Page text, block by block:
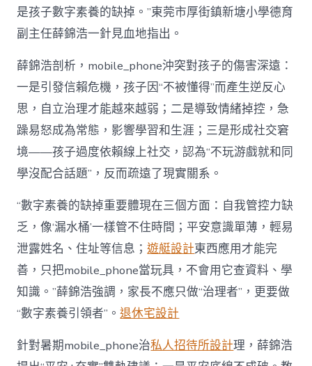
是孩子數字素養的缺掉。”東莞市厚街鎮新塘小學德育
副主任薛錦浩一針見血地指出。
薛錦浩剖析，mobile_phone沖突對孩子的傷害深遠：
一是引發信賴危機，孩子因“不被懂得”而產生逆反心
思，自立治理才能越來越弱；二是導致情緒掉控，急
躁易怒成為常態，影響學習和生涯；三是形成社交窘
境——孩子過度依賴線上社交，認為“不玩游戲就和同
學沒配合話題”，反而疏遠了現實關系。
“數字素養的缺掉重要體現在三個方面：自我管控力缺
乏，像‘漏水桶’一樣管不住時間；平安意識單薄，輕易
泄露姓名、住址等信息；遊艇設計東西應用才能完
善，只把mobile_phone當玩具，不會用它查資料、學
知識。”薛錦浩強調，家長不應只做“治理者”，更要做
“數字素養引領者”。退休宅設計
針對暑期mobile_phone治私人招待所設計理，薛錦浩